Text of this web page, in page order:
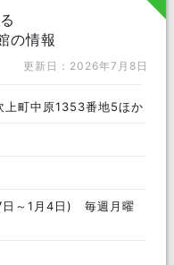
の情報
更新日：2026年7月8日
上町中原1353番地5ほか
日～1月4日) 毎週月曜